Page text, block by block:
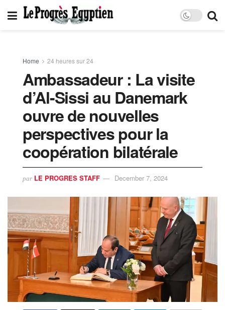
Home 24 heures sur 24
Ambassadeur : La visite
d’Al-Sissi au Danemark
ouvre de nouvelles
perspectives pour la
coopération bilatérale
par LE PROGRES STAFF December 7, 2024